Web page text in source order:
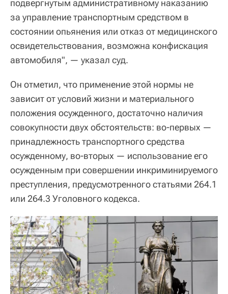
подвергнутым административному наказанию
за управление транспортным средством в
состоянии опьянения или отказ от медицинского
освидетельствования, возможна конфискация
автомобиля", — указал суд.
Он отметил, что применение этой нормы не
зависит от условий жизни и материального
положения осужденного, достаточно наличия
совокупности двух обстоятельств: во-первых —
принадлежность транспортного средства
осужденному, во-вторых — использование его
осужденным при совершении инкриминируемого
преступления, предусмотренного статьями 264.1
или 264.3 Уголовного кодекса.